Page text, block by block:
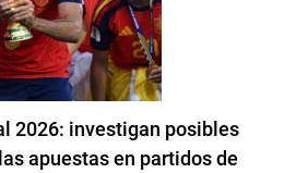
2026: investigan posibles
apuestas en partidos de